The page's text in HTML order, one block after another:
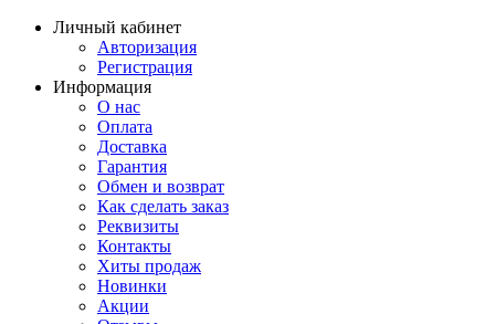
Личный кабинет
Авторизация
Регистрация
Информация
О нас
Оплата
Доставка
Гарантия
Обмен и возврат
Как сделать заказ
Реквизиты
Контакты
Хиты продаж
Новинки
Акции